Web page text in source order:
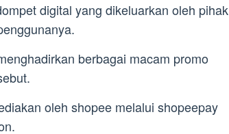
digital yang dikeluarkan oleh pihak
berbagai macam promo
oleh shopee melalui shopeepay